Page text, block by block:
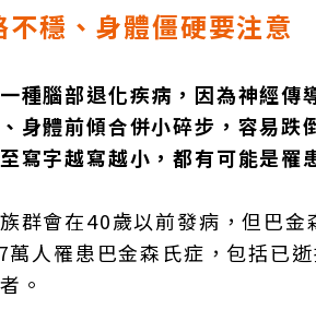
不穩、身體僵硬要注意
種腦部退化疾病，因為神經
身體前傾合併小碎步，容易
寫字越寫越小，都有可能是罹
群會在40歲以前發病，但巴
萬人罹患巴金森氏症，包括已
。